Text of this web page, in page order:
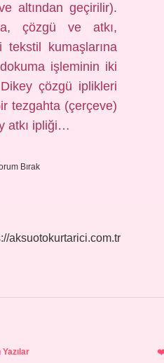
altından geçirilir).
çözgü ve atkı,
kumaşlarına
işleminin iki
çözgü iplikleri
tezgahta (çerçeve)
atkı ipliği…
Bırak
aksuotokurtarici.com.tr
Yazılar